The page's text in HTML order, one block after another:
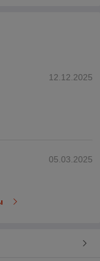
12.12.2025
05.03.2025